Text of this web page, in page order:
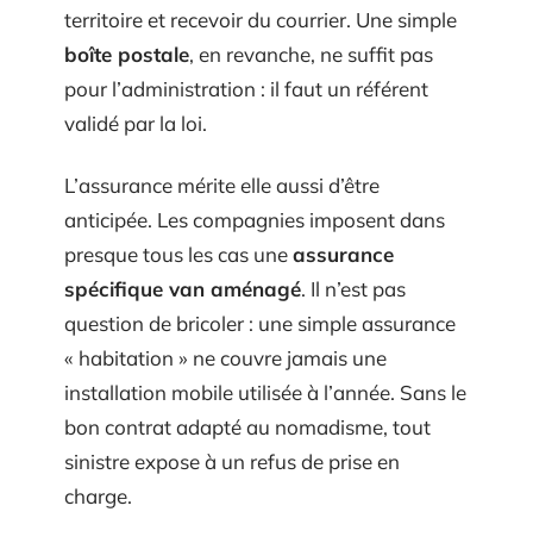
territoire et recevoir du courrier. Une simple
boîte postale, en revanche, ne suffit pas
pour l’administration : il faut un référent
validé par la loi.
L’assurance mérite elle aussi d’être
anticipée. Les compagnies imposent dans
presque tous les cas uneassurance
spécifique van aménagé. Il n’est pas
question de bricoler : une simple assurance
« habitation » ne couvre jamais une
installation mobile utilisée à l’année. Sans le
bon contrat adapté au nomadisme, tout
sinistre expose à un refus de prise en
charge.